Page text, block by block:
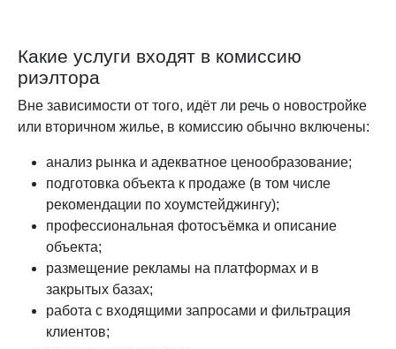
Какие услуги входят в комиссию
риэлтора
Вне зависимости от того, идёт ли речь о новостройке
или вторичном жилье, в комиссию обычно включены:
анализ рынка и адекватное ценообразование;
подготовка объекта к продаже (в том числе
рекомендации по хоумстейджингу);
профессиональная фотосъёмка и описание
объекта;
размещение рекламы на платформах и в
закрытых базах;
работа с входящими запросами и фильтрация
клиентов;